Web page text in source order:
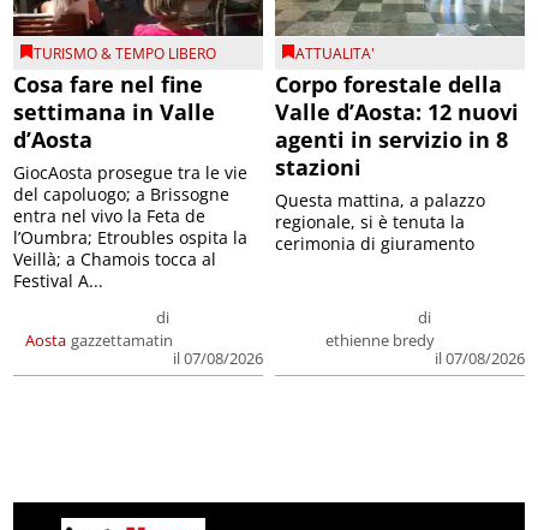
TURISMO & TEMPO LIBERO
Cosa fare nel fine
settimana in Valle
d’Aosta
Aosta
di
gazzettamatin
il 07/08/2026
GiocAosta prosegue tra le vie
del capoluogo; a Brissogne
entra nel vivo la Feta de
l’Oumbra; Etroubles ospita la
Veillà; a Chamois tocca al
Festival A...
ATTUALITA'
Corpo forestale della
Valle d’Aosta: 12 nuovi
agenti in servizio in 8
stazioni
di
ethienne bredy
il 07/08/2026
Questa mattina, a palazzo
regionale, si è tenuta la
cerimonia di giuramento